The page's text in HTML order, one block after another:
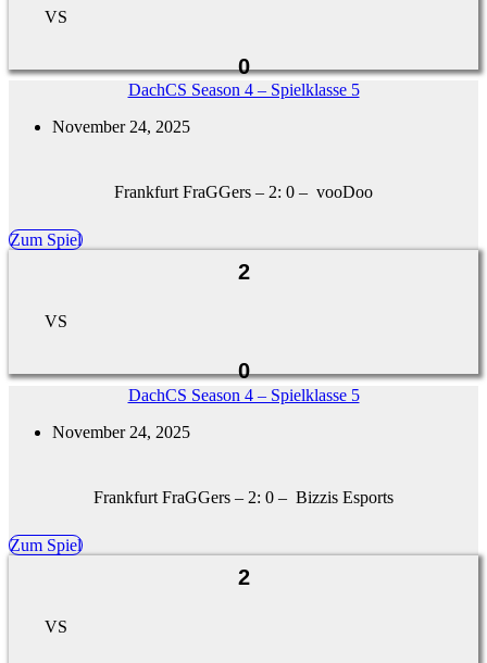
VS
0
DachCS Season 4 – Spielklasse 5
November 24, 2025
Frankfurt FraGGers – 2: 0 – vooDoo
Zum Spiel
2
VS
0
DachCS Season 4 – Spielklasse 5
November 24, 2025
Frankfurt FraGGers – 2: 0 – Bizzis Esports
Zum Spiel
2
VS